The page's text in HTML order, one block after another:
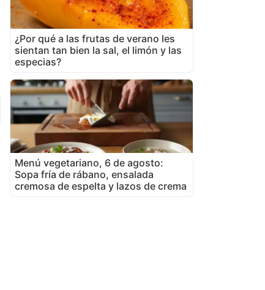
¿Por qué a las frutas de verano les
sientan tan bien la sal, el limón y las
especias?
Menú vegetariano, 6 de agosto:
Sopa fría de rábano, ensalada
cremosa de espelta y lazos de crema